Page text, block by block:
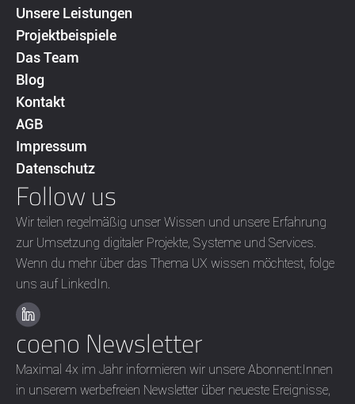
Unsere Leistungen
Projektbeispiele
Das Team
Blog
Kontakt
AGB
Impressum
Datenschutz
Follow us
Wir teilen regelmäßig unser Wissen und unsere Erfahrung
zur Umsetzung digitaler Projekte, Systeme und Services.
Wenn du mehr über das Thema UX wissen möchtest, folge
uns auf LinkedIn.
coeno Newsletter
Maximal 4x im Jahr informieren wir unsere Abonnent:Innen
in unserem werbefreien Newsletter über neueste Ereignisse,